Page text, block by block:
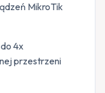
MikroTik
4x
przestrzeni